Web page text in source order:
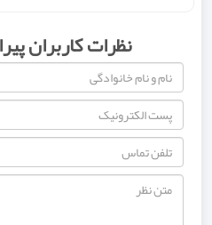
نظرات کاربران